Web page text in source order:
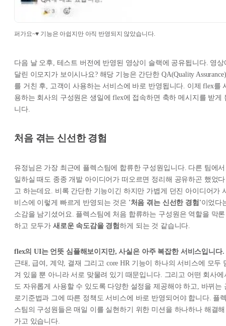
퍼가요~♥ 기능은 아쉽지만 아직 반영되지 않았습니다.
다음 날 오후, 테스트 버전에 반영된 영상이 슬랙에 공유됩니다. 영상
달린 이모지가 보이시나요? 해당 기능은 간단한 QA(Quality Assurance)
를 거친 후, 고객이 사용하는 서비스에 바로 반영됩니다. 이제 flex를
용하는 회사의 구성원은 생일에 flex에 접속하면 축하 메시지를 받게
니다.
처음 겪는 신선한 경험
유정님은 가장 최근에 플렉스팀에 합류한 구성원입니다. 다른 팀에서
일하실 때도 종종 개발 아이디어가 떠오르면 정리해 공유하곤 했었다
고 하는데요. 비록 간단한 기능이긴 하지만 가볍게 던진 아이디어가
비스에 이렇게 빠르게 반영되는 것은 '처음 겪는 신선한 경험'이었다
소감을 남기셨어요. 플렉스팀에 처음 합류하는 구성원은 역할을 막론
하고 모두가 새로운 속도감을 경험하게 되는 것 같습니다.
flex의 UI는 언뜻 심플해보이지만, 사실은 아주 복잡한 서비스입니다.
근태, 급여, 계약, 결재 그리고 core HR 기능이 하나의 서비스에 모두
겨 있을 뿐 아니라 서로 맞물려 있기 때문입니다. 그리고 어떤 회사에
도 자유롭게 사용할 수 있도록 다양한 설정을 제공해야 하고, 바뀌는
로기준법과 그에 따른 정책도 서비스에 바로 반영되어야 합니다. 플
스팀의 구성원들은 매일 이를 실현하기 위한 미션을 하나하나 해결해
가고 있습니다.